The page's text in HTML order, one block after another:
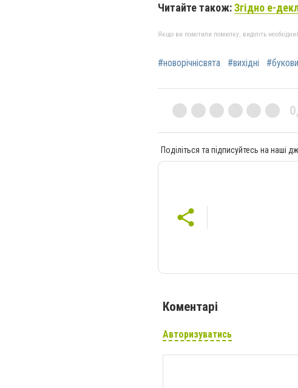
Читайте також:Згідно е-
Якщо ви помітили помилку, виділіть
#новорічнісвята #вихідні
Поділіться та підписуйтесь на наші
Коментарі
Авторизуватись